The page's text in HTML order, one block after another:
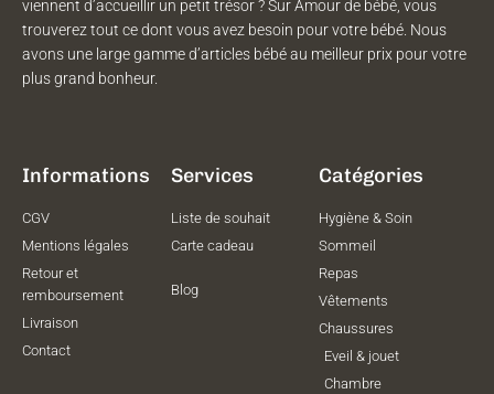
viennent d’accueillir un petit trésor ? Sur Amour de bébé, vous
trouverez tout ce dont vous avez besoin pour votre bébé. Nous
avons une large gamme d’articles bébé au meilleur prix pour votre
plus grand bonheur.
Informations
CGV
Mentions légales
Retour et
remboursement
Livraison
Contact
Services
Liste de souhait
Carte cadeau
Blog
Catégories
Hygiène & Soin
Sommeil
Repas
Vêtements
Chaussures
Eveil & jouet
Chambre